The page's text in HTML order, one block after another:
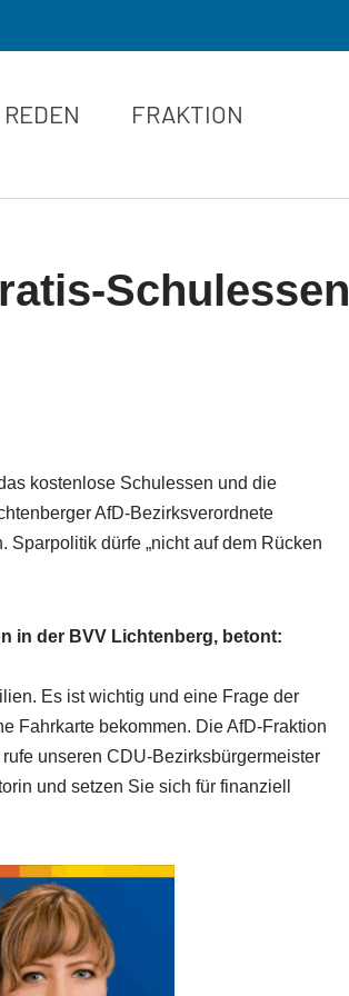
REDEN FRAKTION
Schulessen
kostenlose Schulessen und die
AfD-Bezirksverordnete
dürfe „nicht auf dem Rücken
in der BVV Lichtenberg, betont:
Es ist wichtig und eine Frage der
Fahrkarte bekommen. Die AfD-Fraktion
unseren CDU-Bezirksbürgermeister
und setzen Sie sich für finanziell